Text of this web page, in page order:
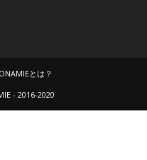
とは？
- 2016-2020